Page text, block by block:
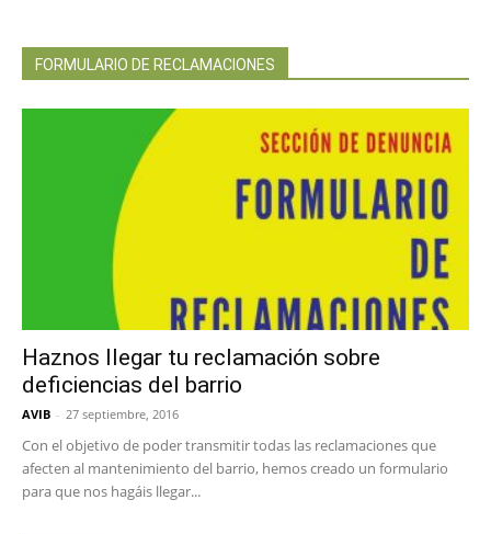
FORMULARIO DE RECLAMACIONES
Haznos llegar tu reclamación sobre
deficiencias del barrio
AVIB - 27 septiembre, 2016
Con el objetivo de poder transmitir todas las reclamaciones que
afecten al mantenimiento del barrio, hemos creado un formulario
para que nos hagáis llegar...